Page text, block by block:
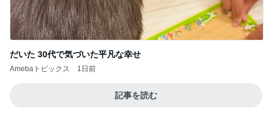
だいた 30代で気づいた平凡な幸せ
Amebaトピックス 1日前
記事を読む